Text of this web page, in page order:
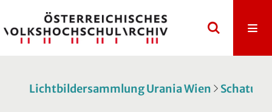
Lichtbildersammlung Urania Wien Schatulle